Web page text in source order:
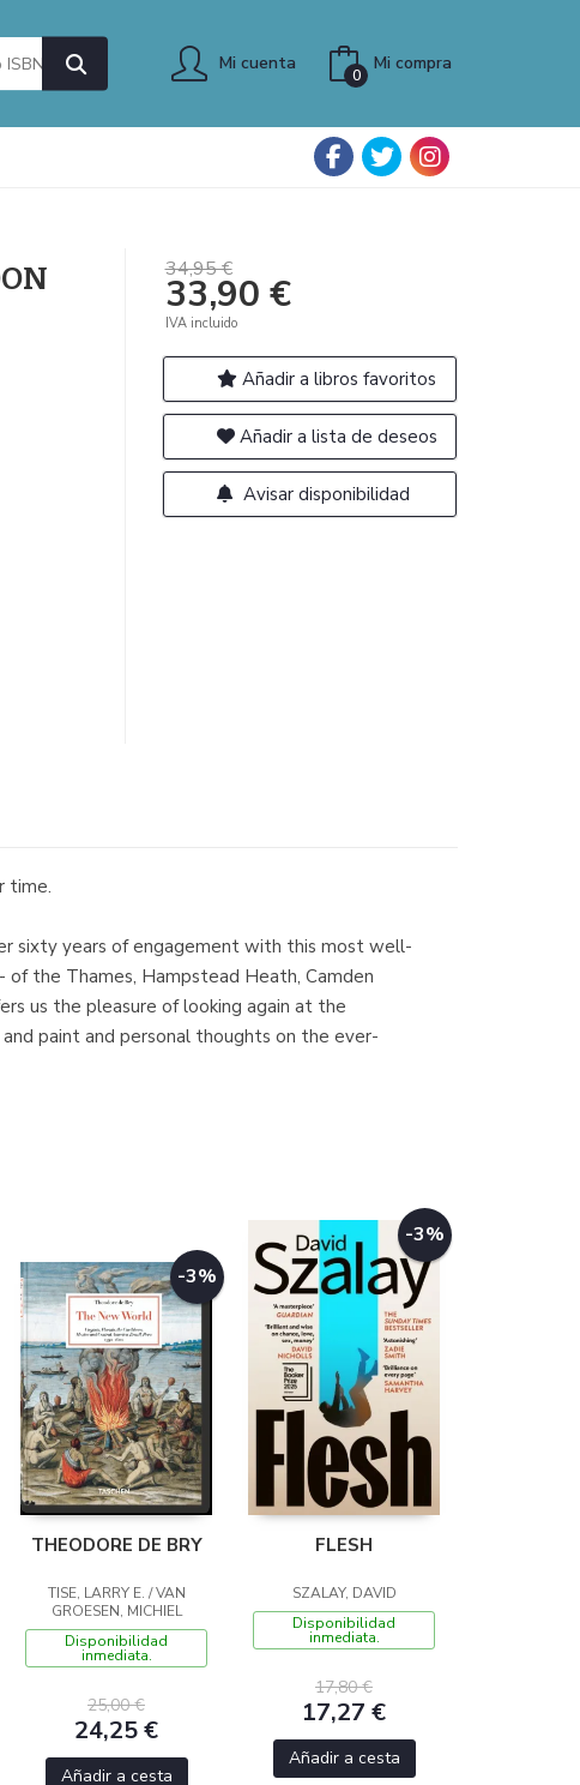
Mi cuenta Mi compra
0
34,95 €
33,90 €
IVA incluido
Añadir a libros favoritos
Añadir a lista de deseos
Avisar disponibilidad
time.
sixty years of engagement with this most well-
the Thames, Hampstead Heath, Camden
us the pleasure of looking again at the
paint and personal thoughts on the ever-
-3%
THEODORE DE BRY
TISE, LARRY E. / VAN
GROESEN, MICHIEL
Disponibilidad
inmediata.
25,00 €
24,25 €
Añadir a cesta
-3%
FLESH
SZALAY, DAVID
Disponibilidad
inmediata.
17,80 €
17,27 €
Añadir a cesta